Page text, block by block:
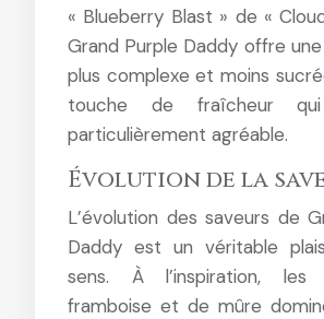
« Blueberry Blast » de «
Grand Purple Daddy offre
plus complexe et moins
touche de fraîcheur
particulièrement agréable.
Évolution de la
L’évolution des saveurs de
Daddy est un véritable
sens. À l’inspiration,
framboise et de mûre